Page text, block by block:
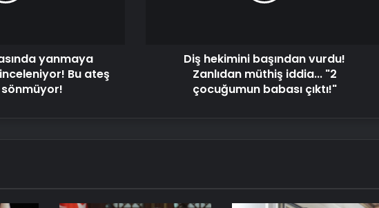
yanmaya
Bu ateş
Diş hekimini başından vurdu!
Zanlıdan müthiş iddia... "2
çocuğumun babası çıktı!"